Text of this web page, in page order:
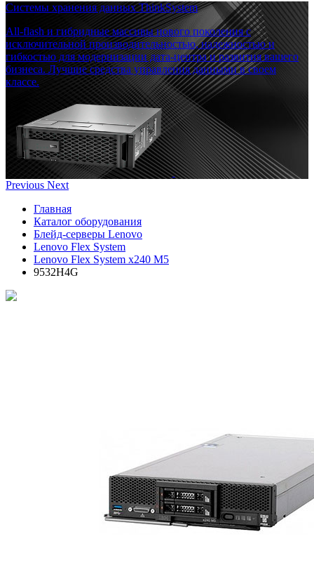
Системы хранения данных ThinkSystem
All-flash и гибридные массивы нового поколения с
исключительной производительностью, надежностью и
гибкостью для модернизации дата-центра и развития вашего
бизнеса. Лучшие средства управления данными в своем
классе.
Previous Next
Главная
Каталог оборудования
Блейд-серверы Lenovo
Lenovo Flex System
Lenovo Flex System x240 M5
9532H4G